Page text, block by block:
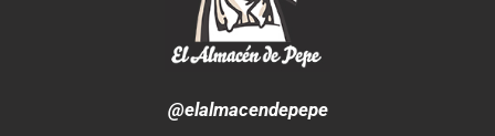
@elalmacendepepe